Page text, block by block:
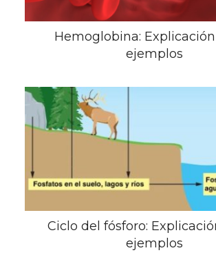
Hemoglobina:
ejemplos
Ciclo del fósforo:
ejemplos